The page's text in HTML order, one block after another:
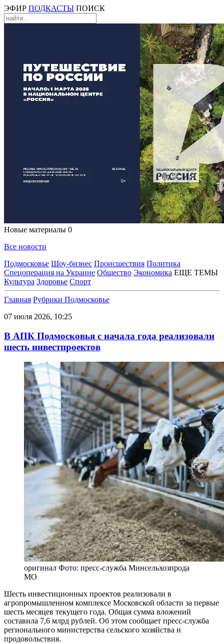
ЭФИР ПОДКАСТЫ ПОИСК
Новые материалы 0
Все новости
Подмосковье Шоу-бизнес Происшествия Политика
Спецоперация на Украине Общество Экономика ЕЩЕ ТЕМЫ
Культура Здоровье Спорт
Главная Рубрики Подмосковье
07 июля 2026, 10:25
В АПК Подмосковья с начала года реализовали
шесть инвестпроектов
оригинал Фото: пресс-служба Минсельхозпрода
МО
Шесть инвестиционных проектов реализовали в
агропромышленном комплексе Московской области за первые
шесть месяцев текущего года. Общая сумма вложений
составила 7,6 млрд рублей. Об этом сообщает пресс-служба
регионального министерства сельского хозяйства и
продовольствия.